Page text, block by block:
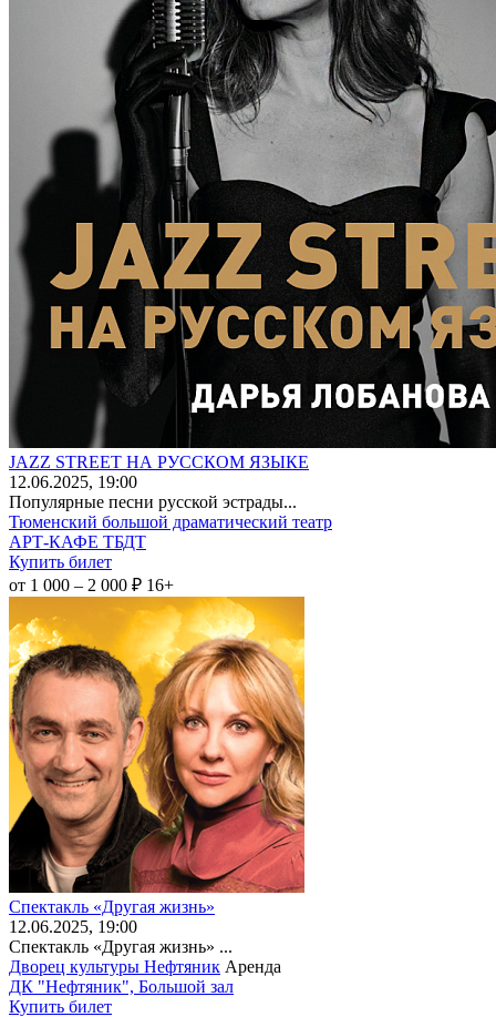
JAZZ STREET НА РУССКОМ ЯЗЫКЕ
12.06.2025, 19:00
Популярные песни русской эстрады...
Тюменский большой драматический театр
АРТ-КАФЕ ТБДТ
Купить билет
от 1 000 – 2 000 ₽ 16+
Спектакль «Другая жизнь»
12.06.2025, 19:00
Спектакль «Другая жизнь» ...
Дворец культуры Нефтяник Аренда
ДК "Нефтяник", Большой зал
Купить билет